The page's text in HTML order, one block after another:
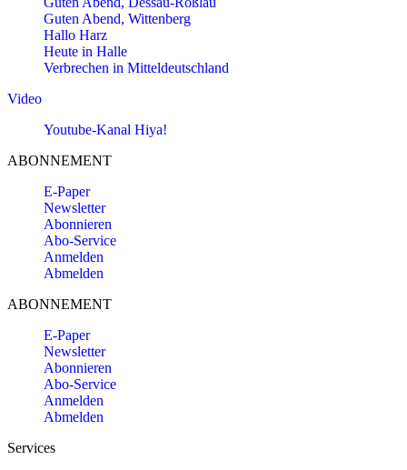
Guten Abend, Wittenberg
Hallo Harz
Heute in Halle
Verbrechen in Mitteldeutschland
Video
Youtube-Kanal Hiya!
ABONNEMENT
E-Paper
Newsletter
Abonnieren
Abo-Service
Anmelden
Abmelden
ABONNEMENT
E-Paper
Newsletter
Abonnieren
Abo-Service
Anmelden
Abmelden
Services